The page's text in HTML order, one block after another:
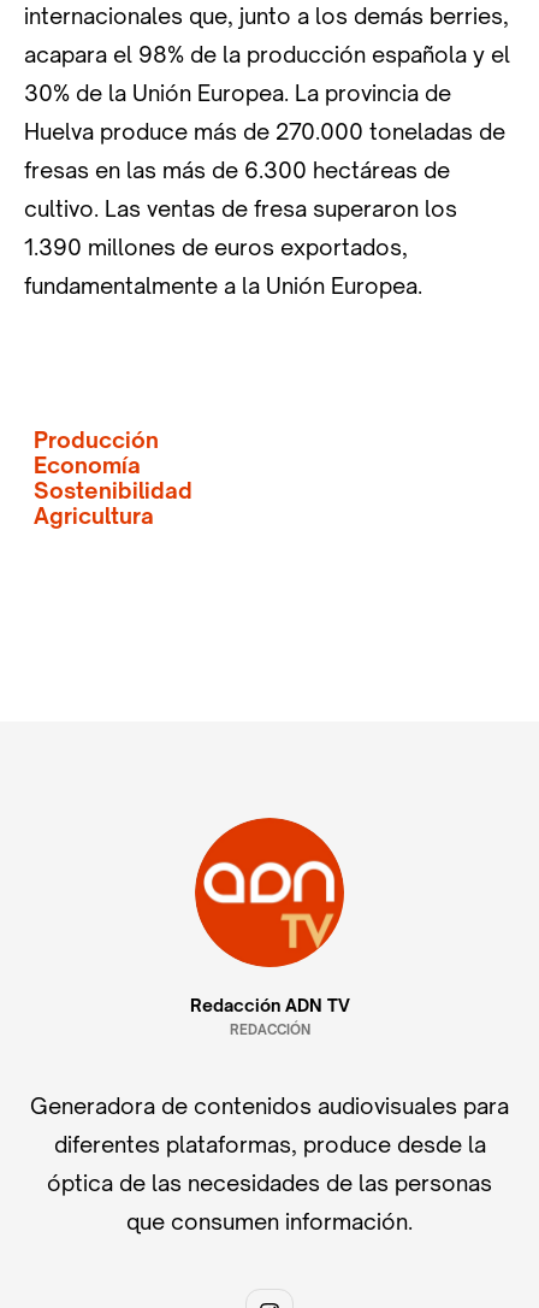
internacionales que, junto a los demás berries,
acapara el 98% de la producción española y el
30% de la Unión Europea. La provincia de
Huelva produce más de 270.000 toneladas de
fresas en las más de 6.300 hectáreas de
cultivo. Las ventas de fresa superaron los
1.390 millones de euros exportados,
fundamentalmente a la Unión Europea.
Producción
Economía
Sostenibilidad
Agricultura
Redacción ADN TV
REDACCIÓN
Generadora de contenidos audiovisuales para
diferentes plataformas, produce desde la
óptica de las necesidades de las personas
que consumen información.